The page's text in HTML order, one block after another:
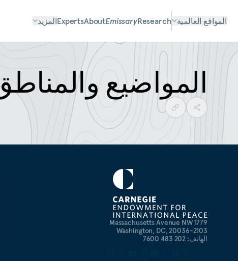
المواقع العالمية Research
Emissary
About
Expertsالمزيد
المواضيع
1779 Massachusetts Avenue NW
Washington, DC, 20036-2103
الهاتف: 202 483 7600